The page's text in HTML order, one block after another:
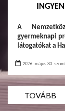
A
gyermeknapi
látogatókat a
2026. május 30.
TOVÁBB